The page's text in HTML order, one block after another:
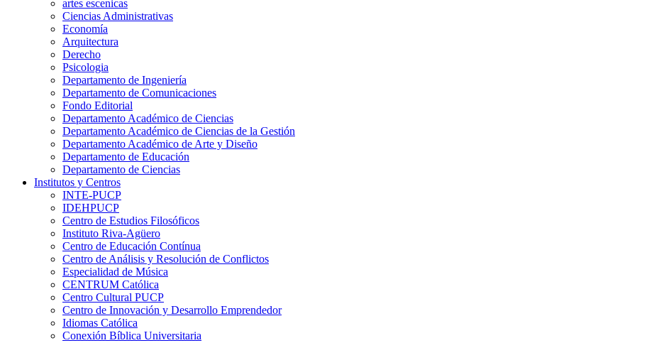
artes escenicas
Ciencias Administrativas
Economía
Arquitectura
Derecho
Psicologia
Departamento de Ingeniería
Departamento de Comunicaciones
Fondo Editorial
Departamento Académico de Ciencias
Departamento Académico de Ciencias de la Gestión
Departamento Académico de Arte y Diseño
Departamento de Educación
Departamento de Ciencias
Institutos y Centros
INTE-PUCP
IDEHPUCP
Centro de Estudios Filosóficos
Instituto Riva-Agüero
Centro de Educación Contínua
Centro de Análisis y Resolución de Conflictos
Especialidad de Música
CENTRUM Católica
Centro Cultural PUCP
Centro de Innovación y Desarrollo Emprendedor
Idiomas Católica
Conexión Bíblica Universitaria